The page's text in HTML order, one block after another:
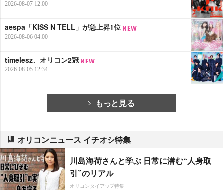
2026-08-07 12:00
aespa「KISS N TELL」が急上昇1位
2026-08-06 04:00
timelesz、オリコン2冠
2026-08-05 12:34
もっと見る
オリコンニュース イチオシ特集
川島海荷さんと学ぶ 日常に潜む“人身取
引”のリアル
オリコンタイアップ特集